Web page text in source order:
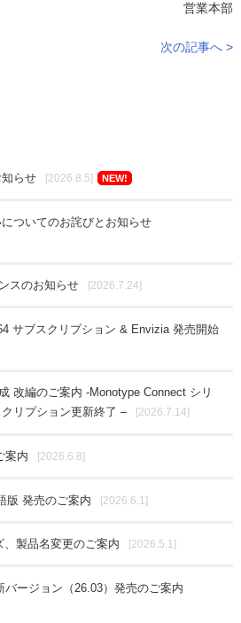
営業本部
次の記事へ >
らせ [2026.8.5] NEW!
ついてのお詫びとお知らせ
スのお知らせ [2026.7.24]
サブスクリプション & Envizia 発売開始
改編のご案内 -Monotype Connect シリ
リプション更新終了 –
[2026.7.14]
案内 [2026.6.8]
版 発売のご案内 [2026.6.1]
製品名変更のご案内 [2026.5.1]
ージョン（26.03）発売のご案内